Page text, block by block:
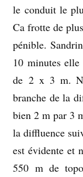
le conduit le
Ca frotte de
pénible.
10 minutes
de 2 x 3 m.
branche de la
bien 2 m par 3
la diffluence
est évidente et
550 m de